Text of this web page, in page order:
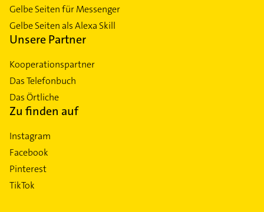
Gelbe Seiten für Messenger
Gelbe Seiten als Alexa Skill
Unsere Partner
Kooperationspartner
Das Telefonbuch
Das Örtliche
Zu finden auf
Instagram
Facebook
Pinterest
TikTok